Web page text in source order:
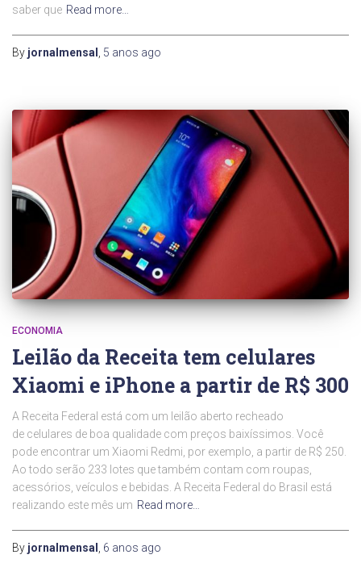
saber que Read more…
By jornalmensal 5 anos ago
ECONOMIA
Leilão da Receita tem celulares
Xiaomi e iPhone a partir de R$ 300
A Receita Federal está com um leilão aberto recheado
de celulares de boa qualidade com preços baixíssimos. Você
pode encontrar um Xiaomi Redmi, por exemplo, a partir de R$ 250.
Ao todo serão 233 lotes que também contam com roupas,
acessórios, veículos e bebidas. A Receita Federal do Brasil está
realizando este mês um Read more…
By jornalmensal , 6 anos ago